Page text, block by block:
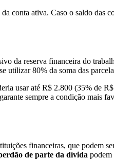
conta ativa. Caso o saldo
da reserva financeira do
utilizar 80% da soma das
usar até R$ 2.800 (35% de
sempre a condição mais
financeiras, que podem
de parte da dívida podem